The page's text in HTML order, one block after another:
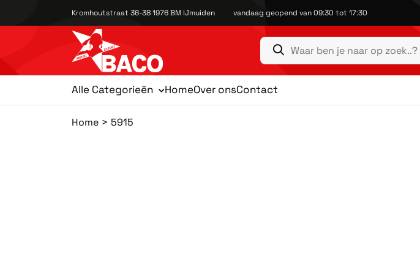
Kromhoutstraat 36-38 1976 BM IJmuiden vandaag geopend van 09:30 tot 17:30
Alle Categorieën HomeOver onsContact
Home 5915